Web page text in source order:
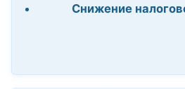
Снижение